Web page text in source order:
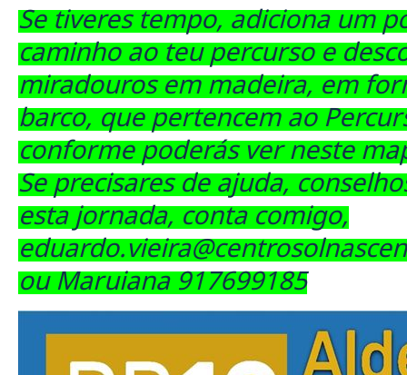
Se tiveres tempo, adiciona um
caminho ao teu percurso e
miradouros em madeira, em
barco, que pertencem ao
conforme poderás ver neste
Se precisares de ajuda,
esta jornada, conta comigo,
ou Maruiana 917699185